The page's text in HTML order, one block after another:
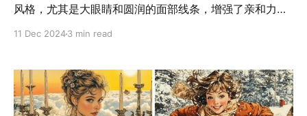
风格，尤其是大眼睛和圆润的面部线条，增强了亲和力和
柔和线条呈现出温暖感。场景构图注重远近层次的搭配，
增强纵深感，角色动态与环境紧密结合，带有冒险叙事的
氛围。色彩明快且冷暖对比和谐，蓝天与绿色植被的搭配
11 Dec 20243 min read